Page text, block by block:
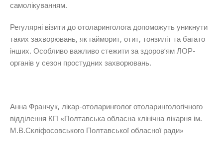
самолікуванням.
Регулярні візити до отоларинголога допоможуть уникнути
таких захворювань, як гайморит, отит, тонзиліт та багато
інших. Особливо важливо стежити за здоров’ям ЛОР-
органів у сезон простудних захворювань.
Анна Франчук, лікар-отоларинголог отоларингологічного
відділення КП «Полтавська обласна клінічна лікарня ім.
М.В.Скліфосовського Полтавської обласної ради»